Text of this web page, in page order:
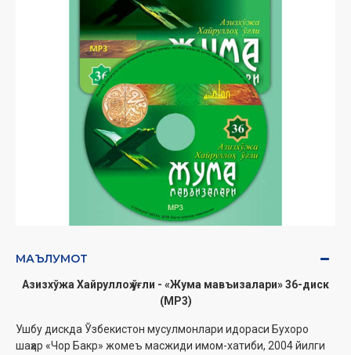
МАЪЛУМОТ
Азизхўжа Хайруллоҳ ўғли - «Жума мавъизалари» 36-диск
(МР3)
Ушбу дискда Ўзбекистон мусулмонлари идораси Бухоро
шаҳар «Чор Бакр» жомеъ масжиди имом-хатиби, 2004 йилги